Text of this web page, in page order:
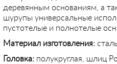
деревянным основаниям, а
шурупы универсальные
пустотелые и полнотелые
Материал изготовления: сталь
Головка: полукруглая, шлиц